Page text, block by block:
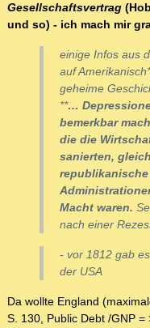
Gesellschaftsvertrag
und so) - ich mach mir
einige Infos aus
auf
geheime
**…
bemerkbar
die die
sanierten,
Macht waren.
nach einer
- vor 1812 gab
der USA
Da wollte England
S. 130, Public Debt /GNP